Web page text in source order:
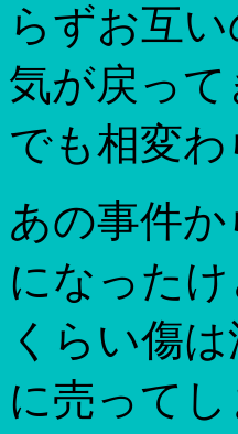
らずお互
気が戻っ
でも相変
あの事件
になった
くらい傷
に売って